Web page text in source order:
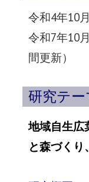
令和4年10
令和7年10
間更新）
研究テー
地域自生広
と森づく